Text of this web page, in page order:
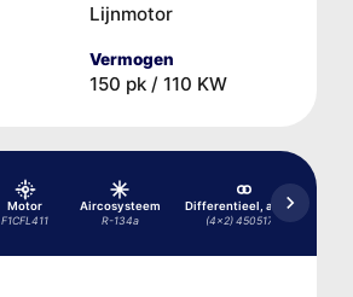
Lijnmotor
Vermogen
150 pk / 110 KW
Motor
F1CFL411
Aircosysteem
R-134a
Differentieel, achter
(4x2) 450517/2